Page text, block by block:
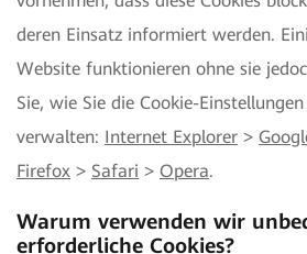
deren Einsatz informiert werden.
Website funktionieren ohne sie
Sie, wie Sie die Cookie-
verwalten: Internet Explorer >
Firefox > Safari > Opera.
Warum verwenden wir
erforderliche Cookies?